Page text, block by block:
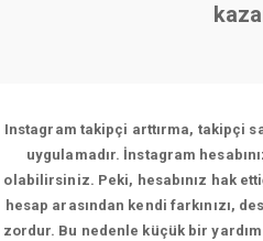
Instagram takipçi arttırma, takipçi
uygulamadır. İnstagram
olabilirsiniz. Peki, hesabınız hak
hesap arasından kendi farkınızı,
zordur. Bu nedenle küçük bir